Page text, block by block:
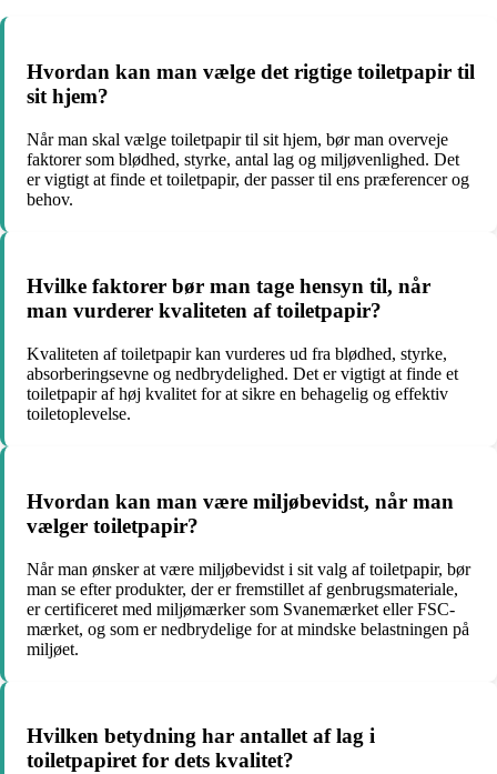
Hvordan kan man vælge det rigtige toiletpapir til
sit hjem?
Når man skal vælge toiletpapir til sit hjem, bør man overveje
faktorer som blødhed, styrke, antal lag og miljøvenlighed. Det
er vigtigt at finde et toiletpapir, der passer til ens præferencer og
behov.
Hvilke faktorer bør man tage hensyn til, når
man vurderer kvaliteten af toiletpapir?
Kvaliteten af toiletpapir kan vurderes ud fra blødhed, styrke,
absorberingsevne og nedbrydelighed. Det er vigtigt at finde et
toiletpapir af høj kvalitet for at sikre en behagelig og effektiv
toiletoplevelse.
Hvordan kan man være miljøbevidst, når man
vælger toiletpapir?
Når man ønsker at være miljøbevidst i sit valg af toiletpapir, bør
man se efter produkter, der er fremstillet af genbrugsmateriale,
er certificeret med miljømærker som Svanemærket eller FSC-
mærket, og som er nedbrydelige for at mindske belastningen på
miljøet.
Hvilken betydning har antallet af lag i
toiletpapiret for dets kvalitet?